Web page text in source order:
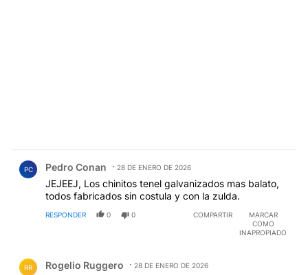
PC Pedro Conan 28 DE ENERO DE 2026
JEJEEJ, Los chinitos tenel galvanizados mas balato,
todos fabricados sin costula y con la zulda.
RESPONDER 0 0 COMPARTIR
MARCAR
COMO
INAPROPIADO
RR Rogelio Ruggero 28 DE ENERO DE 2026